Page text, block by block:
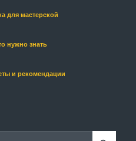
для мастерской
нужно знать
и рекомендации